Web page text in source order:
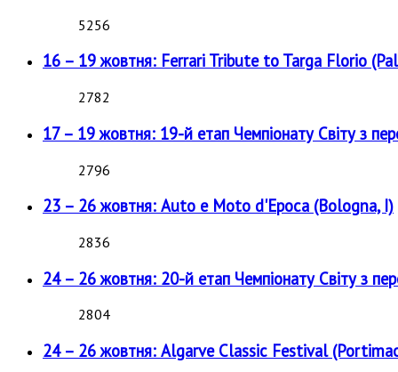
5256
16 – 19 жовтня: Ferrari Tribute to Targa Florio
2782
17 – 19 жовтня: 19-й етап Чемпіонату Світу з
2796
23 – 26 жовтня: Auto e Moto d'Epoca (Bologna, I)
2836
24 – 26 жовтня: 20-й етап Чемпіонату Світу з
2804
24 – 26 жовтня: Algarve Classic Festival